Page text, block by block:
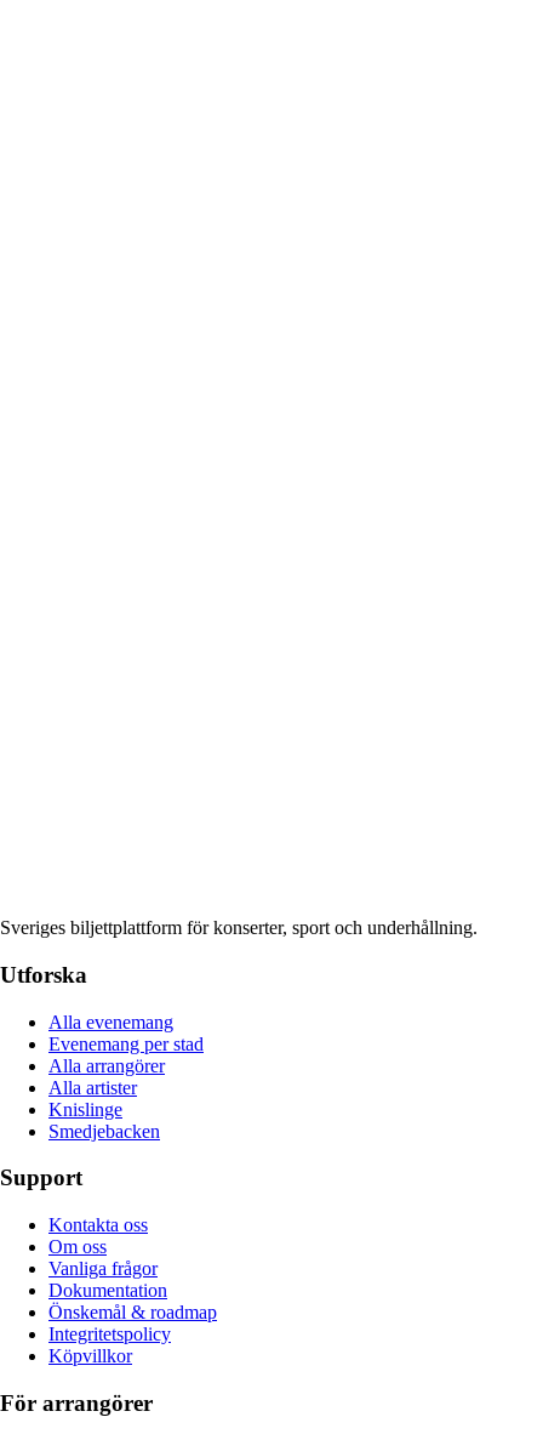
Sveriges biljettplattform för konserter, sport och underhållning.
Utforska
Alla evenemang
Evenemang per stad
Alla arrangörer
Alla artister
Knislinge
Smedjebacken
Support
Kontakta oss
Om oss
Vanliga frågor
Dokumentation
Önskemål & roadmap
Integritetspolicy
Köpvillkor
För arrangörer